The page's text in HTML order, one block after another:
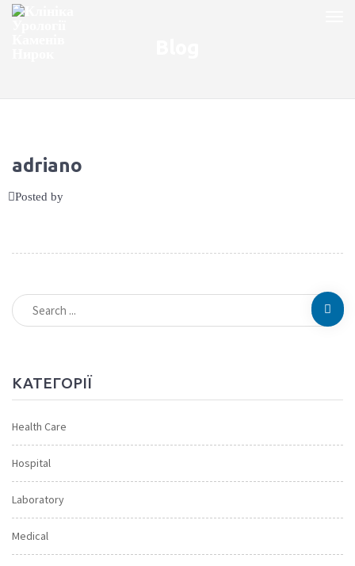
adriano
Posted by
КАТЕГОРІЇ
Health Care
Hospital
Laboratory
Medical